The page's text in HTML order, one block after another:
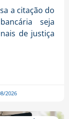
a citação do
seja
de justiça
2026